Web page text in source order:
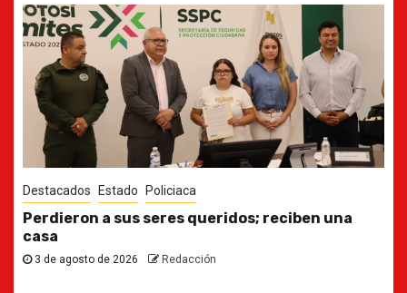
Destacados Estado
Ya casi, el quinto informe del Gobernador
30 de julio de 2026